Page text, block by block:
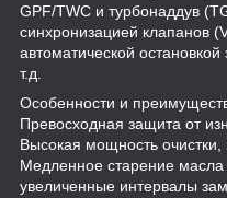
GPF/TWC и турбонаддув
синхронизацией клапанов
автоматической
т.д.
Особенности и
Превосходная защита от
Высокая мощность очистки,
Медленное старение
увеличенные интервалы